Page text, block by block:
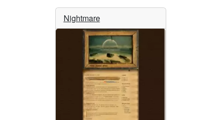
Nightmare